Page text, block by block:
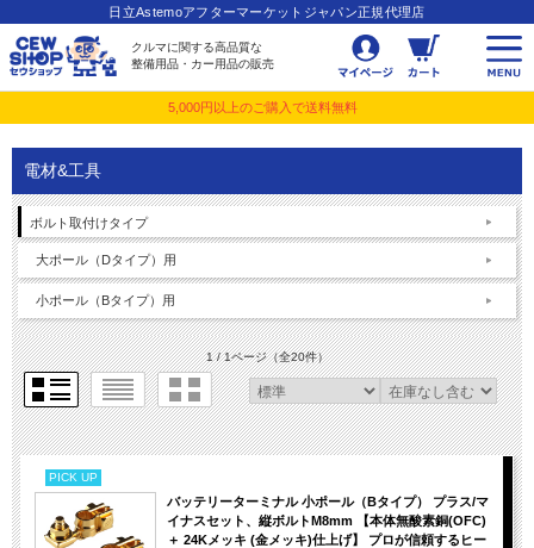
日立Astemoアフターマーケットジャパン正規代理店
クルマに関する高品質な
整備用品・カー用品の販売
5,000円以上のご購入で送料無料
電材&工具
ボルト取付けタイプ
大ポール（Dタイプ）用
小ポール（Bタイプ）用
1 / 1ページ（全20件）
PICK UP
バッテリーターミナル 小ポール（Bタイプ） プラス/マ
イナスセット、縦ボルトM8mm 【本体無酸素銅(OFC)
＋ 24Kメッキ (金メッキ)仕上げ】 プロが信頼するヒー